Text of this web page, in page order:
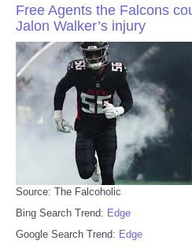
Free Agents the Falcons
Jalon Walker’s injury
Source: The Falcoholic
Bing Search Trend: Edge
Google Search Trend: Edge